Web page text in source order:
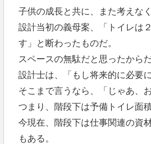
子供の成長と共に、また考えな
設計当初の義母案、「トイレは
す」と断わったものだ。
スペースの無駄だと思ったからだ
設計士は、「もし将来的に必要
そこまで言うなら、「じゃあ、
つまり、階段下は予備トイレ面
今現在、階段下は仕事関連の資
もある。